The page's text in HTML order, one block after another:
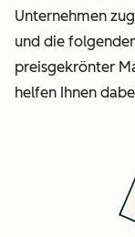
Unternehmen
und die
preisgekrönter
helfen Ihnen